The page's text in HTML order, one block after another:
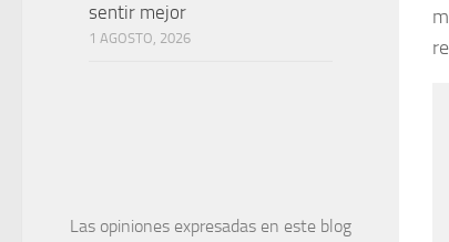
sentir mejor
1 AGOSTO, 2026
Las opiniones expresadas en este blog